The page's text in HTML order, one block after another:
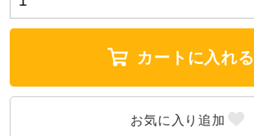
ウォーキングシューズ
ライフスタイルグッズ
カートに入れる